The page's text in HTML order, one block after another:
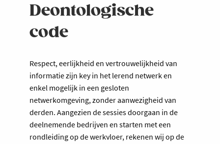
Deontologische
code
Respect, eerlijkheid en vertrouwelijkheid van
informatie zijn key in het lerend netwerk en
enkel mogelijk in een gesloten
netwerkomgeving, zonder aanwezigheid van
derden. Aangezien de sessies doorgaan in de
deelnemende bedrijven en starten met een
rondleiding op de werkvloer, rekenen wij op de